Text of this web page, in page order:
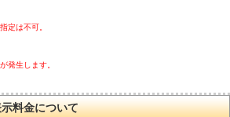
定は不可。
発生します。
料金について